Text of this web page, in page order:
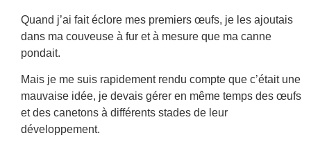
Quand j’ai fait éclore mes premiers œufs, je les ajoutais
dans ma couveuse à fur et à mesure que ma canne
pondait.
Mais je me suis rapidement rendu compte que c’était une
mauvaise idée, je devais gérer en même temps des œufs
et des canetons à différents stades de leur
développement.